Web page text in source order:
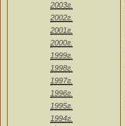
2003г.
2002г.
2001г.
2000г.
1999г.
1998г.
1997г.
1996г.
1995г.
1994г.